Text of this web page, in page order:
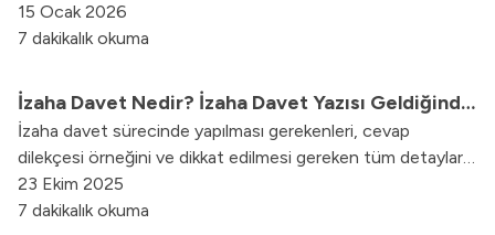
gerekli programlar ve bilgiler gibi sorulara net yanıtlar
vererek süreci adım adım anlattık.
15 Ocak 2026
7 dakikalık okuma
İzaha Davet Nedir? İzaha Davet Yazısı Geldiğinde
Ne Yapmalısınız?
İzaha davet sürecinde yapılması gerekenleri, cevap
dilekçesi örneğini ve dikkat edilmesi gereken tüm detayları
bu yazıda bulabilirsiniz.
23 Ekim 2025
7 dakikalık okuma